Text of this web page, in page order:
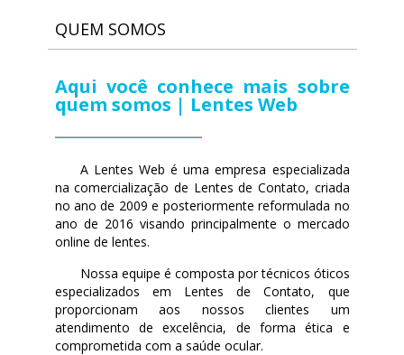
QUEM SOMOS
Aqui você conhece mais sobre
quem somos | Lentes Web
A Lentes Web é uma empresa especializada
na comercialização de Lentes de Contato, criada
no ano de 2009 e posteriormente reformulada no
ano de 2016 visando principalmente o mercado
online de lentes.
Nossa equipe é composta por técnicos óticos
especializados em Lentes de Contato, que
proporcionam aos nossos clientes um
atendimento de excelência, de forma ética e
comprometida com a saúde ocular.